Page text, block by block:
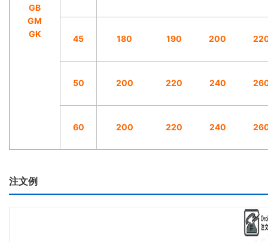
GB
GM
GK
45 180 190 200
50 200 220 240
60 200 220 240
注文例